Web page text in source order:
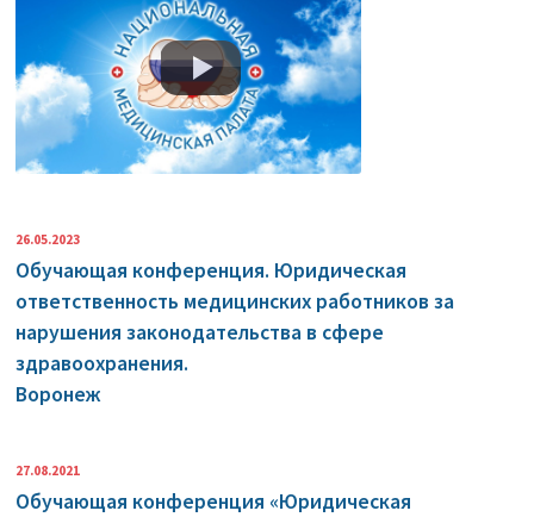
26.05.2023
Обучающая конференция. Юридическая
ответственность медицинских работников за
нарушения законодательства в сфере
здравоохранения.
Воронеж
27.08.2021
Обучающая конференция «Юридическая